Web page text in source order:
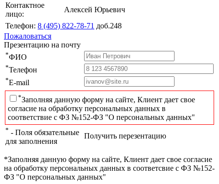
Контактное
лицо:
Алексей Юрьевич
Телефон: 8 (495) 822-78-71 доб.248
Пожаловаться
Презентацию на почту
*ФИО
*Телефон
*E-mail
*Заполняя данную форму на сайте, Клиент дает свое
согласие на обработку персональных данных в
соответствие с ФЗ №152-ФЗ "О персональных данных"
* - Поля обязательные
для заполнения
Получить перезентацию
*Заполняя данную форму на сайте, Клиент дает свое согласие
на обработку персональных данных в соответсвие с ФЗ №152-
ФЗ "О персональных данных"